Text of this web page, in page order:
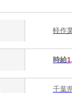
軽作
時給
千葉